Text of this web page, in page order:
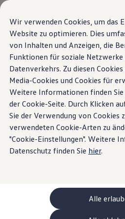
Wir verwenden Cookies, um das
Website zu optimieren. Dies
von Inhalten und Anzeigen, die
Funktionen für soziale Netzwerke
Datenverkehrs. Zu diesen
Media-Cookies und Cookies für
Weitere Informationen finden
der Cookie-Seite. Durch Klicken
Sie der Verwendung von Cookies
verwendeten Cookie-Arten zu
"Cookie-Einstellungen". Weitere
Datenschutz finden Sie hier.
Alle
Zum
Hauptinhalt
springen
Zum
Footer
springen
Ihre Konfiguration
Sondermodelle UNITED
Beratung und Kauf
Aktuelle Angebote
Geschäftskunden und
Sofort verfügbare
Occasionen
Finanzierung
Leasing-Rechner
Elektromobilität
Kosten und Finanzierung
Laden und Reichweite
Zuhause Laden
Unterwegs Laden
Bidirektionales
Erneuerbare
ChargeOn
Technologie und Batterie
Wie das